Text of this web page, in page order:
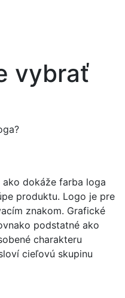
vybrať
dokáže farba loga
produktu. Logo je pre
znakom. Grafické
podstatné ako
charakteru
cieľovú skupinu